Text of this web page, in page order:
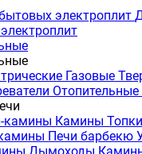
электроплит
Газовые
Отопительные
камины Камины
Печи барбекю